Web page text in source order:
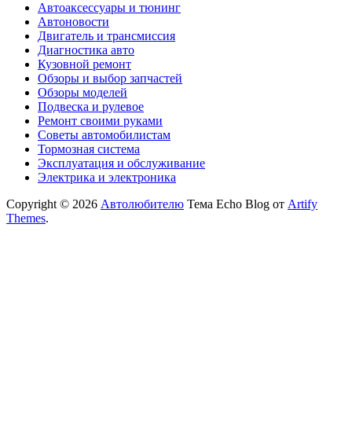
Автоаксессуары и тюнинг
Автоновости
Двигатель и трансмиссия
Диагностика авто
Кузовной ремонт
Обзоры и выбор запчастей
Обзоры моделей
Подвеска и рулевое
Ремонт своими руками
Советы автомобилистам
Тормозная система
Эксплуатация и обслуживание
Электрика и электроника
Copyright © 2026 Автолюбителю Тема Echo Blog от Artify
Themes.